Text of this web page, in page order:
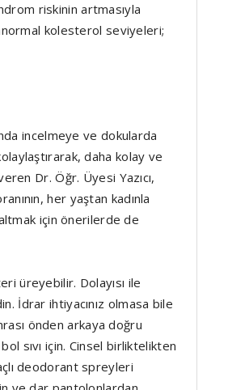
riskinin artmasıyla
anormal kolesterol seviyeleri;
incelmeye ve dokularda
daha kolay ve
Dr. Öğr. Üyesi Yazıcı,
her yaştan kadınla
için önerilerde de
üreyebilir. Dolayısı ile
İdrar ihtiyacınız olmasa bile
önden arkaya doğru
sıvı için. Cinsel birliktelikten
deodorant spreyleri